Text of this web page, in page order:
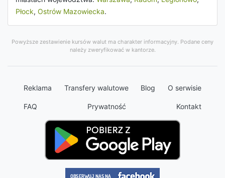
Płock, Ostrów Mazowiecka.
Powyższe zestawienie kursów walut ma charakter informacyjny. Podane ceny
należy zweryfikować w kantorze.
Reklama Transfery walutowe Blog O serwisie
FAQ Prywatność Kontakt